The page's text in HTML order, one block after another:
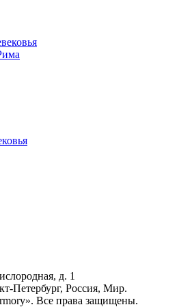
д. 1
Петербург, Россия, Мир.
Все права защищены.